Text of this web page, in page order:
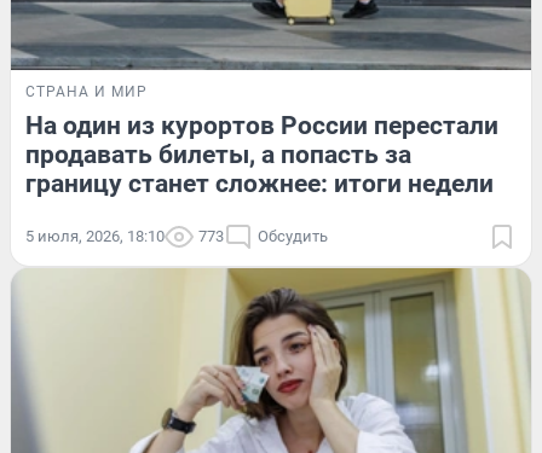
СТРАНА И МИР
На один из курортов России перестали
продавать билеты, а попасть за
границу станет сложнее: итоги недели
5 июля, 2026, 18:10 773 Обсудить